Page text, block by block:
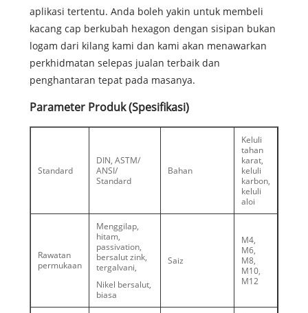
aplikasi tertentu. Anda boleh yakin untuk membeli
kacang cap berkubah hexagon dengan sisipan bukan
logam dari kilang kami dan kami akan menawarkan
perkhidmatan selepas jualan terbaik dan
penghantaran tepat pada masanya.
Parameter Produk (Spesifikasi)
Standard
DIN, ASTM/
ANSI/
Standard
Bahan
Keluli
tahan
karat,
keluli
karbon,
keluli
aloi
Rawatan
permukaan
Menggilap,
hitam,
passivation,
bersalut zink,
tergalvani,
Nikel bersalut,
biasa
Saiz
M4,
M6,
M8,
M10,
M12